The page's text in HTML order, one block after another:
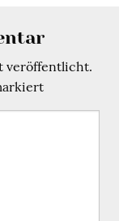
veröffentlicht.